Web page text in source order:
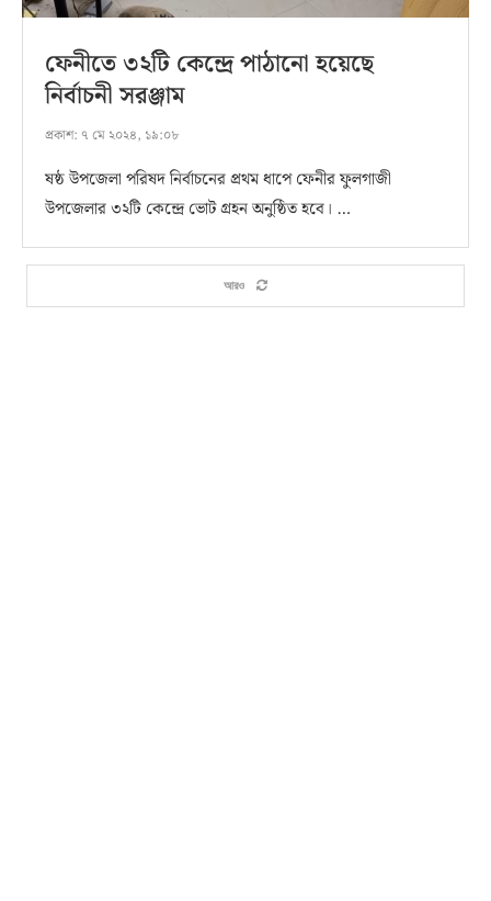
ফেনীতে ৩২টি কেন্দ্রে পাঠানো হয়েছে
নির্বাচনী সরঞ্জাম
প্রকাশ: ৭ মে ২০২৪, ১৯:০৮
ষষ্ঠ উপজেলা পরিষদ নির্বাচনের প্রথম ধাপে ফেনীর ফুলগাজী
উপজেলার ৩২টি কেন্দ্রে ভোট গ্রহন অনুষ্ঠিত হবে। …
আরও